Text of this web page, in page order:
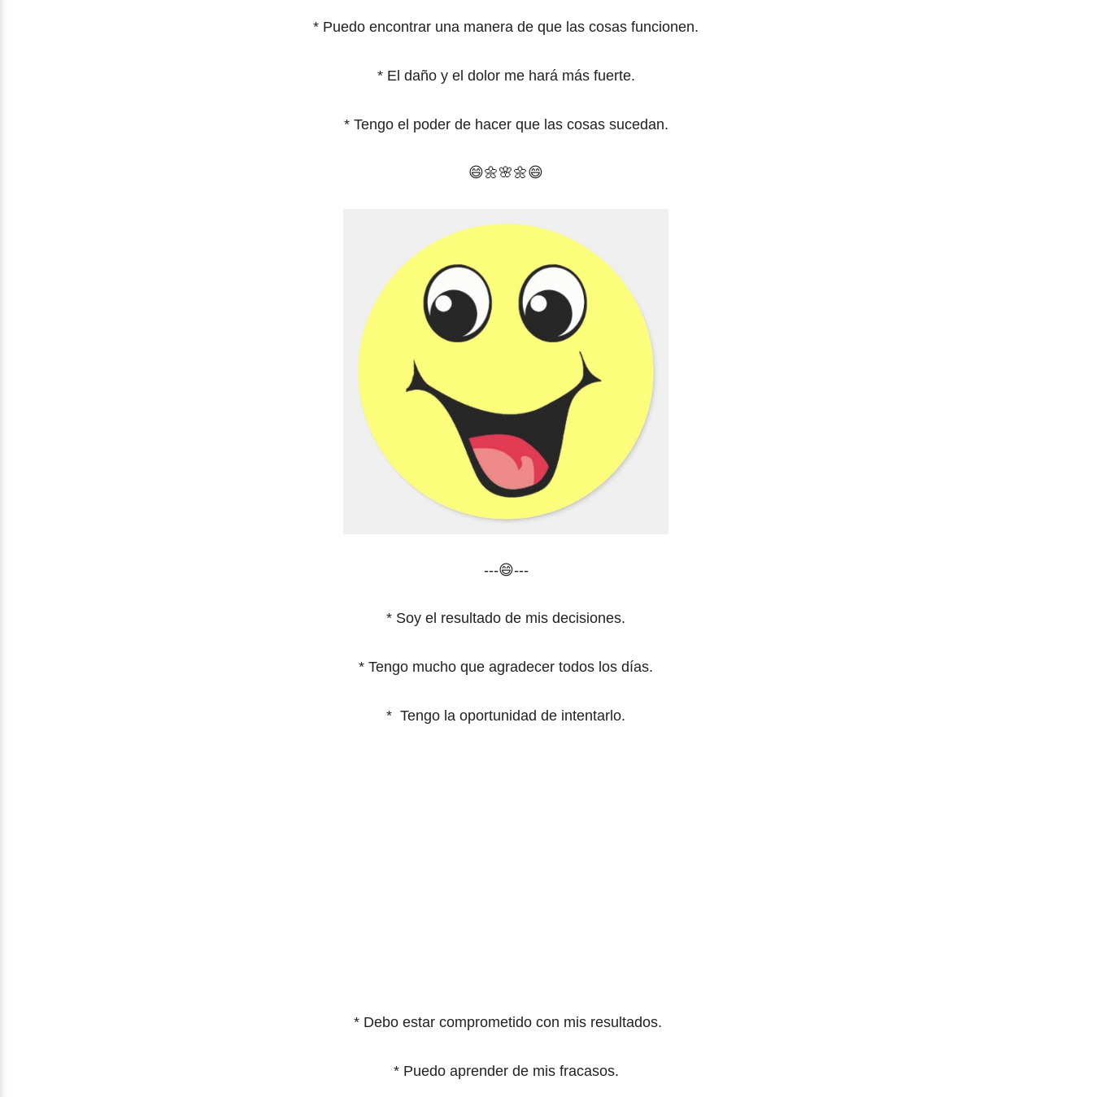
* Puedo encontrar una manera de que las cosas funcionen.
* El daño y el dolor me hará más fuerte.
* Tengo el poder de hacer que las cosas sucedan.
😄🌼🌸🌼😄
---😄---
* Soy el resultado de mis decisiones.
* Tengo mucho que agradecer todos los días.
* Tengo la oportunidad de intentarlo.
* Debo estar comprometido con mis resultados.
*Puedo aprender de mis fracasos.